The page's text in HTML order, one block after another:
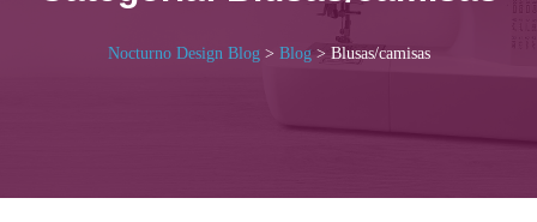
Nocturno Design Blog> Blog> Blusas/camisas